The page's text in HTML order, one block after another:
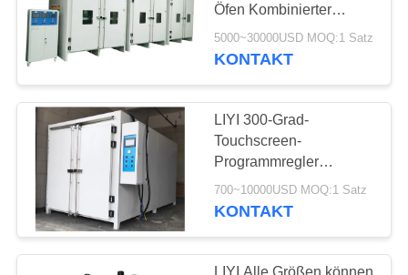
Öfen Kombinierter
elektrischer Trockenofen
5000~30000USD MOQ:1 Satz
KONTAKT
LIYI 300-Grad-
Touchscreen-
Programmregler
Heißluftzirkulation
Doppeltür-Trockenofen
700~10000USD MOQ:1 Satz
KONTAKT
LIYI Alle Größen können